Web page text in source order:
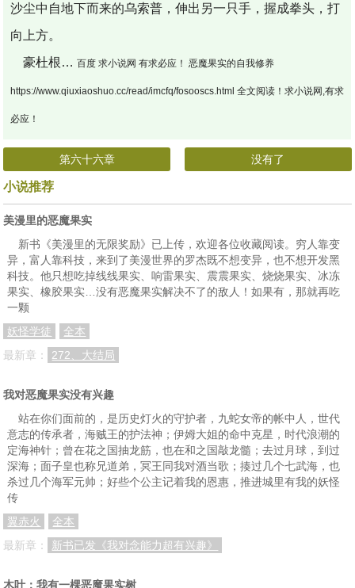
沙尘中自地下而来的乌索普，伸出另一只手，握成拳头，打
向上方。
豪杜根…百度 求小说网 有求必应！ 恶魔果实的自我修养
https://www.qiuxiaoshuo.cc/read/imcfq/fosooscs.html 全文阅读！求小说网,有求
必应！
第六十六章 没有了
小说推荐
美漫里的恶魔果实
新书《美漫里的无限奖励》已上传，欢迎各位收藏阅读。穷人靠变
异，富人靠科技，来到了美漫世界的罗杰既不想变异，也不想开发黑
科技。他只想吃掉线线果实、响雷果实、震震果实、烧烧果实、冰冻
果实、橡胶果实…没有恶魔果实解决不了的敌人！如果有，那就再吃
一颗
妖怪学徒
全本
最新章：
272、大结局
我对恶魔果实没有兴趣
站在你们面前的，是历史灯火的守护者，九蛇女帝的帐中人，世代
意志的传承者，海贼王的护法神；伊姆大姐的命中克星，时代浪潮的
定海神针；曾在花之国抽龙筋，也在和之国敲龙髓；去过月球，到过
深海；面子皇也称兄道弟，冥王同我对酒当歌；揍过几个七武海，也
杀过几个海军元帅；好些个公主记着我的恩惠，推进城里有我的妖怪
传
翼赤火
全本
最新章：
新书已发《我对念能力超有兴趣》
木叶：我有一棵恶魔果实树